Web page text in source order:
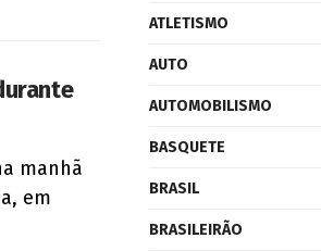
manhã
em
ATLETISMO
AUTO
AUTOMOBILISMO
BASQUETE
BRASIL
BRASILEIRÃO